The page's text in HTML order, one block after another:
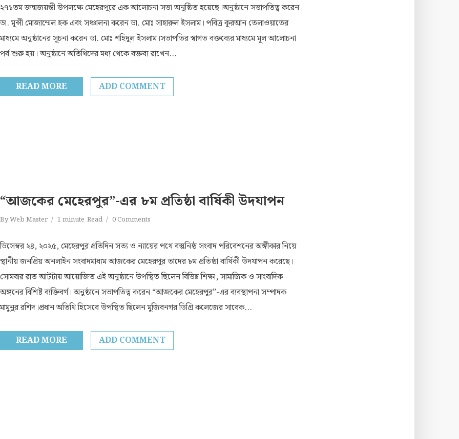
২৭১তম জন্মজয়ন্তী উপলক্ষে মেহেরপুরে এক আলোচনা সভা অনুষ্ঠিত হয়েছে।অনুষ্ঠানে সভাপতিত্ব করেন
ডা. মুন্সী মোজাম্মেল হক এবং সঞ্চালনা করেন ডা. মোঃ সাহারুল ইসলাম। পবিত্র কুরআন তেলাওয়াতের
মাধ্যমে অনুষ্ঠানের সূচনা করেন ডা. মোঃ শহিদুল ইসলাম।সভাপতির স্বাগত বক্তব্যের মাধ্যমে মূল আলোচনা
পর্ব শুরু হয়। অনুষ্ঠানে অতিথিদের মধ্য থেকে বক্তব্য রাখেন...
READ MORE ADD COMMENT
“আজকের মেহেরপুর”-এর ৮ম প্রতিষ্ঠা বার্ষিকী উদযাপন
ByWeb Master 1 minute Read 0 Comments
ডিসেম্বর ২৪, ২০২৫, মেহেরপুর প্রতিদিন সত্য ও ন্যায়ের পথে বস্তুনিষ্ঠ সংবাদ পরিবেশনের অঙ্গীকার নিয়ে
স্থানীয় জনপ্রিয় অনলাইন সংবাদমাধ্যম আজকের মেহেরপুর তাদের ৮ম প্রতিষ্ঠা বার্ষিকী উদযাপন করেছে।
সোমবার রাত আটটায় আয়োজিত এই অনুষ্ঠানে উপস্থিত ছিলেন বিভিন্ন শিক্ষা, সামাজিক ও সাংবাদিক
অঙ্গনের বিশিষ্ট ব্যক্তিবর্গ। অনুষ্ঠানে সভাপতিত্ব করেন “আজকের মেহেরপুর”-এর ব্যবস্থাপনা সম্পাদক
মামুনুর রশিদ।প্রধান অতিথি হিসেবে উপস্থিত ছিলেন মুজিবনগর ডিগ্রি কলেজের সাবেক...
READ MORE ADD COMMENT